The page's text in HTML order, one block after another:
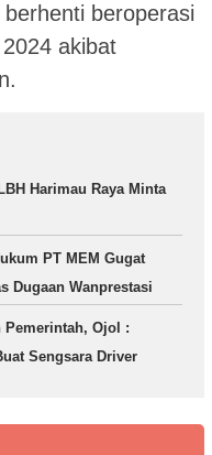
beroperasi
akibat
Harimau Raya Minta
PT MEM Gugat
Dugaan Wanprestasi
Pemerintah, Ojol :
Sengsara Driver